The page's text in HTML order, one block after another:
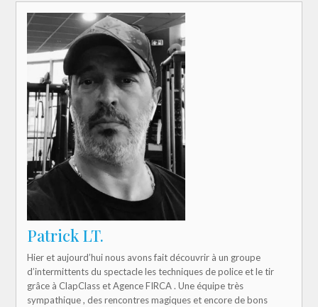
Patrick LT.
Hier et aujourd’hui nous avons fait découvrir à un groupe
d’intermittents du spectacle les techniques de police et le tir
grâce à ClapClass et Agence FIRCA . Une équipe très
sympathique , des rencontres magiques et encore de bons